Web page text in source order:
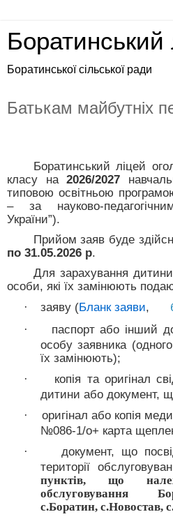
Боратинський
Боратинської сільської ради
Батькам майбутніх
Боратинський ліцей
класу на2026/2027
типовою освітньою
– за науково-
України”).
Прийом заяв буде
по 31.05.2026 р.
Для зарахування
особи, які їх замінюють
· заяву (Бланк заяви,
·
паспорт або інший
особу заявника
їх замінюють);
·
копія та оригінал
дитини або документ,
·
оригінал або копія
№086-1/о+ карта
·
документ, що
території
пунктів, що
обслуговування
с.Боратин, с.Новостав,